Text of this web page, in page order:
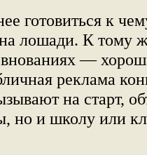
готовиться к
на лошади. К тому
—
реклама
на старт,
но и школу или